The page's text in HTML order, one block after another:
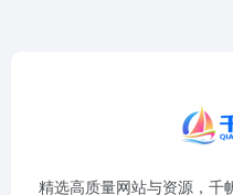
精选高质量网站与资源，千